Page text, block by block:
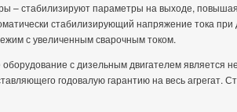
– стабилизируют параметры на выходе,
стабилизирующий напряжение тока при
с увеличенным сварочным током.
с дизельным двигателем является
годовалую гарантию на весь агрегат.